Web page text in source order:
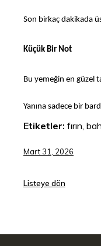
Son birkaç dakikada
Küçük Bir Not
Bu yemeğin en güzel
Yanına sadece bir
Etiketler: fırın,
Mart 31, 2026
Listeye dön